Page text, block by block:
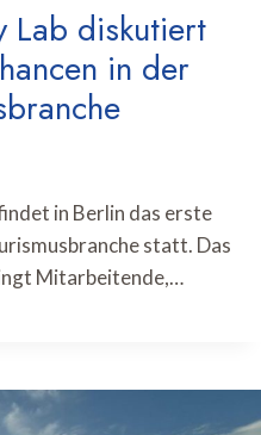
Lab diskutiert
in der
in Berlin das erste
statt. Das
Mitarbeitende,…